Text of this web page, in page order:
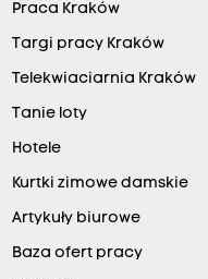
Praca Kraków
Targi pracy Kraków
Telekwiaciarnia Kraków
Tanie loty
Hotele
Kurtki zimowe damskie
Artykuły biurowe
Baza ofert pracy